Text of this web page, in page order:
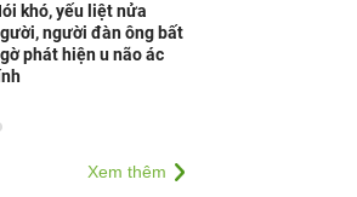
khó, yếu liệt nửa
người đàn ông bất
phát hiện u não ác
Max LH - Bút thử
0123, được TÜV SÜD
Xem thêm